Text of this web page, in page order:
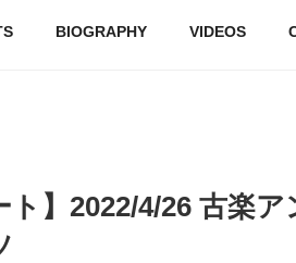
BIOGRAPHY VIDEOS
ト】2022/4/26 古楽